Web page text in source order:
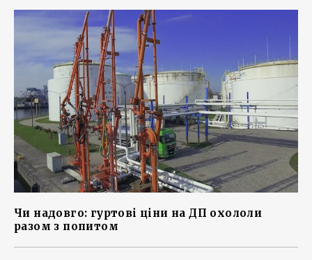
Чи надовго: гуртові ціни на ДП охололи
разом з попитом